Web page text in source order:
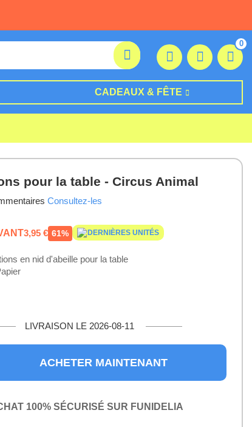
0
CADEAUX & FÊTE
pour la table - Circus Animal
Consultez-les
3,95 € 61% DERNIÈRES UNITÉS
en nid d'abeille pour la table
LIVRAISON LE 2026-08-11
ACHETER MAINTENANT
100% SÉCURISÉ SUR FUNIDELIA